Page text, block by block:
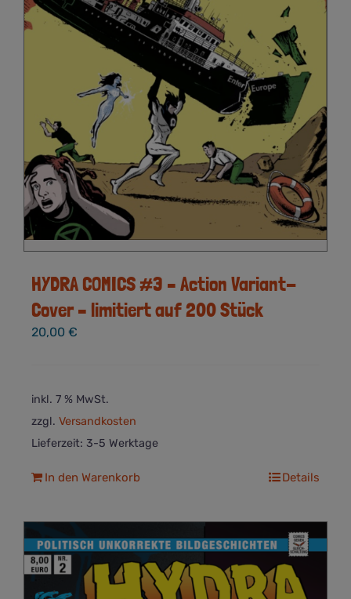
HYDRA COMICS #3 – Action Variant-
Cover – limitiert auf 200 Stück
20,00 €
inkl. 7 % MwSt.
zzgl. Versandkosten
Lieferzeit: 3-5 Werktage
In den Warenkorb Details